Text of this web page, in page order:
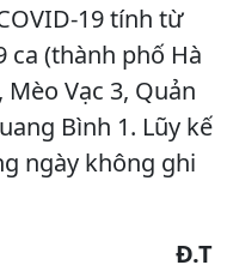
19 tính từ
ca (thành phố Hà
Vạc 3, Quản
Bình 1. Lũy kế
ngày không ghi
Đ.T